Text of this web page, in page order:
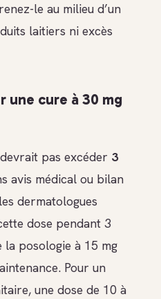
le au milieu d’un
laitiers ni excès
une cure à 30 mg
pas excéder 3
avis médical ou bilan
dermatologues
dose pendant 3
la posologie à 15 mg
Pour un
une dose de 10 à